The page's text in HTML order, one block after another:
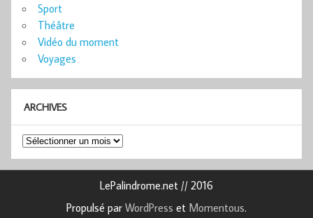
Sport
Théâtre
Vidéo du moment
Voyages
ARCHIVES
Archives
LePalindrome.net // 2016
Propulsé par WordPress et Momentous.